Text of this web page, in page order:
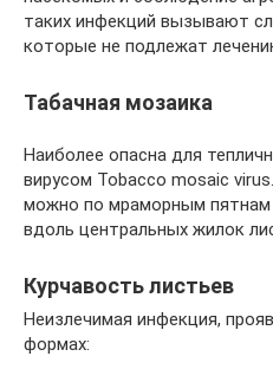
таких инфекций вызывают
которые не подлежат
Табачная мозаика
Наиболее опасна для
вирусом Tobacco mosaic
можно по мраморным пятнам
вдоль центральных жилок
Курчавость листьев
Неизлечимая инфекция,
формах: